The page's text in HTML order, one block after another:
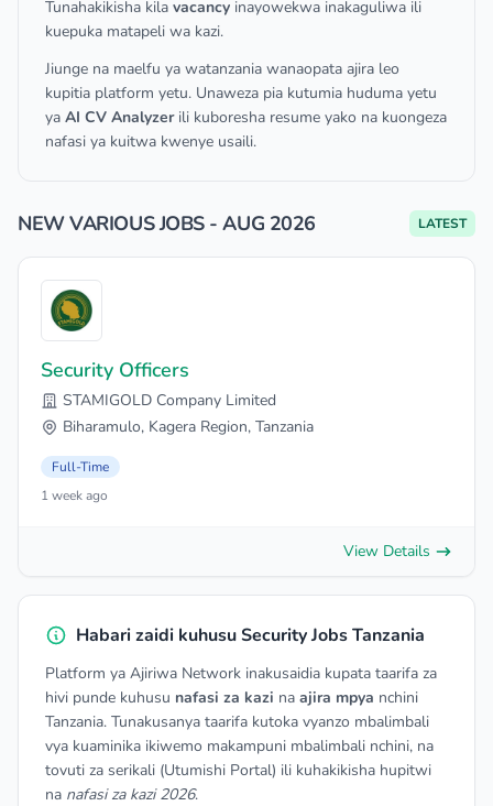
Tunahakikisha kila vacancy inayowekwa inakaguliwa ili
kuepuka matapeli wa kazi.
Jiunge na maelfu ya watanzania wanaopata ajira leo
kupitia platform yetu. Unaweza pia kutumia huduma yetu
ya AI CV Analyzerili kuboresha resume yako na kuongeza
nafasi ya kuitwa kwenye usaili.
NEW VARIOUS JOBS - AUG 2026 LATEST
Security Officers
STAMIGOLD Company Limited
Biharamulo, Kagera Region, Tanzania
Full-Time
1 week ago
View Details
Habari zaidi kuhusu Security Jobs Tanzania
Platform ya Ajiriwa Network inakusaidia kupata taarifa za
hivi punde kuhusu nafasi za kazi na ajira mpya nchini
Tanzania. Tunakusanya taarifa kutoka vyanzo mbalimbali
vya kuaminika ikiwemo makampuni mbalimbali nchini, na
tovuti za serikali (Utumishi Portal) ili kuhakikisha hupitwi
na nafasi za kazi 2026.